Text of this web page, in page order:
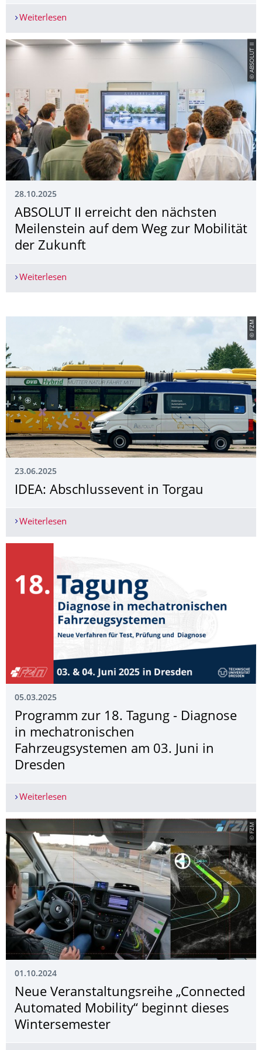
Weiterlesen
© ABSOLUT II
28.10.2025
ABSOLUT II erreicht den nächsten
Meilenstein auf dem Weg zur Mobilität
der Zukunft
Weiterlesen
© FZM
23.06.2025
IDEA: Abschlussevent in Torgau
Weiterlesen
05.03.2025
Programm zur 18. Tagung - Diagnose
in mechatronischen
Fahrzeugsystemen am 03. Juni in
Dresden
Weiterlesen
© FZM
01.10.2024
Neue Veranstaltungsrei­he „Connected
Automated Mobility“ beginnt dieses
Wintersemester